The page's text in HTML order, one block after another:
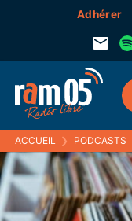
Adhérer
ACCUEIL ❯ PODCASTS